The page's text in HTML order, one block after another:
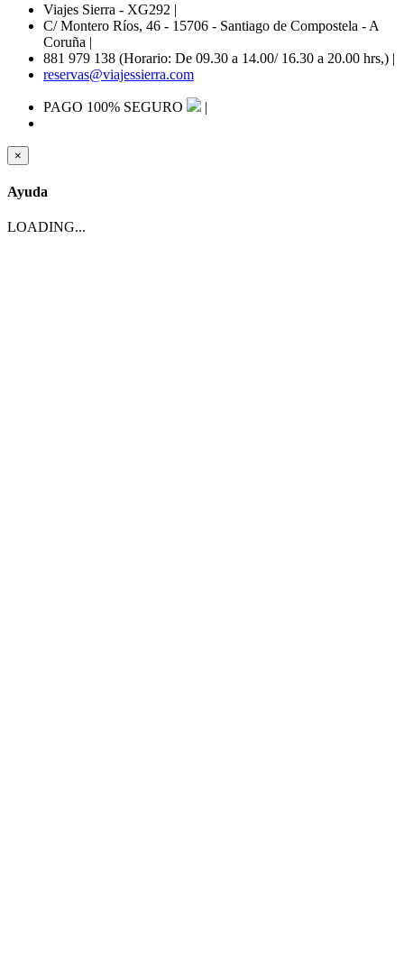
Viajes Sierra - XG292 |
C/ Montero Ríos, 46 - 15706 - Santiago de Compostela - A
Coruña |
881 979 138 (Horario: De 09.30 a 14.00/ 16.30 a 20.00 hrs,) |
reservas@viajessierra.com
PAGO 100% SEGURO |
×
Ayuda
LOADING...